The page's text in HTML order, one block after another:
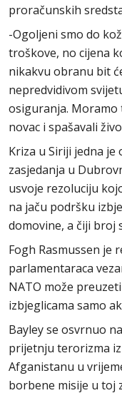
proračunskih
-Ogoljeni smo do
troškove, no cijena
nikakvu obranu bit
nepredvidivom
osiguranja. Moramo
novac i spašavali
Kriza u Siriji jedna
zasjedanja u
usvoje rezoluciju
na jaču podršku
domovine, a čiji broj
Fogh Rasmussen je
parlamentaraca
NATO može
izbjeglicama samo
Bayley se osvrnuo
prijetnju terorizma
Afganistanu u
borbene misije u toj